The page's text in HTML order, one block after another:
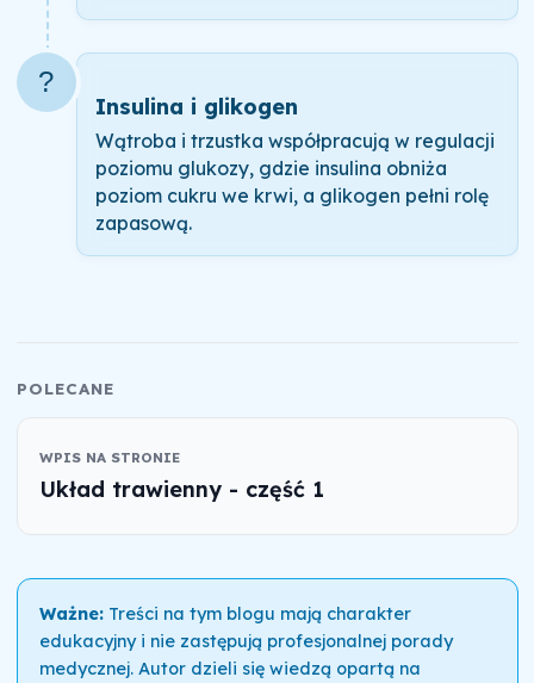
?
Insulina i glikogen
Wątroba i trzustka współpracują w regulacji
poziomu glukozy, gdzie insulina obniża
poziom cukru we krwi, a glikogen pełni rolę
zapasową.
POLECANE
WPIS NA STRONIE
Układ trawienny - część 1
Ważne:Treści na tym blogu mają charakter
edukacyjny i nie zastępują profesjonalnej porady
medycznej. Autor dzieli się wiedzą opartą na